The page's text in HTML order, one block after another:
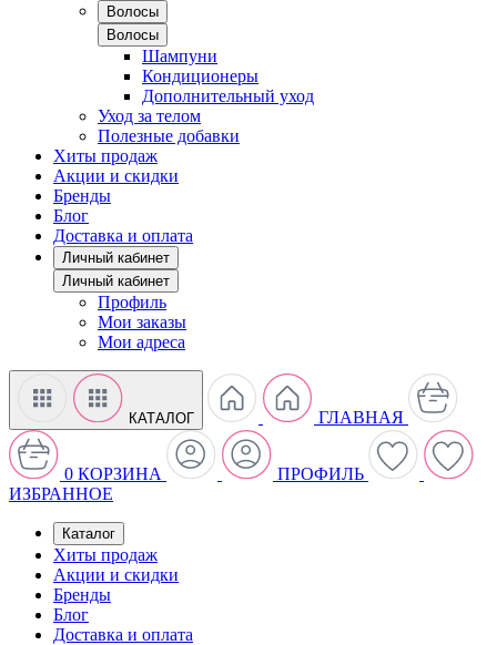
Волосы
Волосы
Шампуни
Кондиционеры
Дополнительный уход
Уход за телом
Полезные добавки
Хиты продаж
Акции и скидки
Бренды
Блог
Доставка и оплата
Личный кабинет
Личный кабинет
Профиль
Мои заказы
Мои адреса
КАТАЛОГ ГЛАВНАЯ
0 КОРЗИНА
ПРОФИЛЬ
ИЗБРАННОЕ
Каталог
Хиты продаж
Акции и скидки
Бренды
Блог
Доставка и оплата